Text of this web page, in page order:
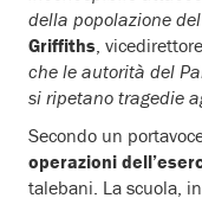
della popolazione
Griffiths,
che le autorità del
si ripetano tragedie
Secondo un
operazioni
talebani. La scuola,